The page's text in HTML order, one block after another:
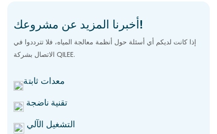
أخبرنا المزيد عن مشروعك!
إذا كانت لديكم أي أسئلة حول أنظمة معالجة المياه، فلا تترددوا في
الاتصال بشركة QILEE.
معدات ثابتة
تقنية ناضجة
التشغيل الآلي